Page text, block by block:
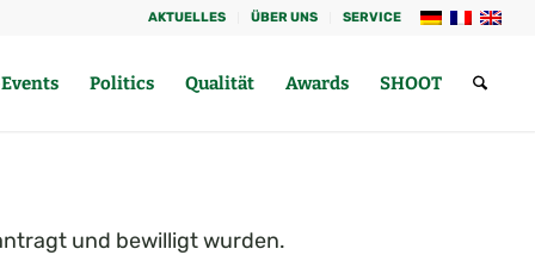
AKTUELLES ÜBER UNS SERVICE
Politics Qualität Awards SHOOT
und bewilligt wurden.